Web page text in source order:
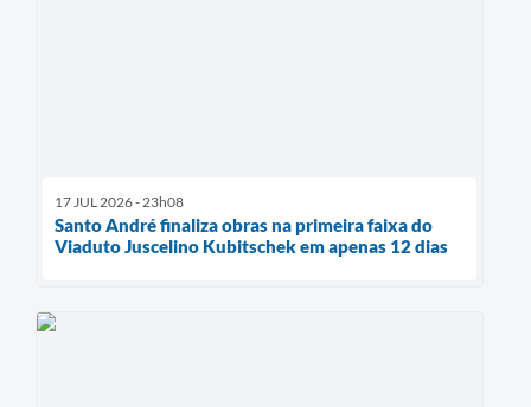
17 JUL 2026 - 23h08
Santo André finaliza obras na primeira faixa do
Viaduto Juscelino Kubitschek em apenas 12 dias